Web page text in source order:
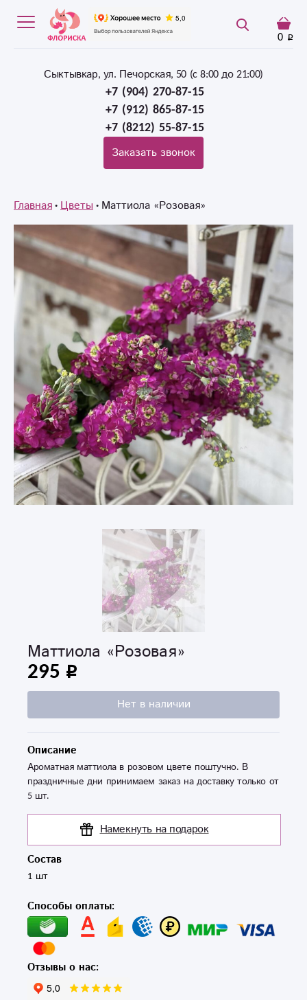
0
Сыктывкар, ул. Печорская, 50 (c 8:00 до 21:00)
+7 (904) 270-87-15
+7 (912) 865-87-15
+7 (8212) 55-87-15
Заказать звонок
Главная Цветы Маттиола «Розовая»
Маттиола «Розовая»
295
Нет в наличии
Описание
Ароматная маттиола в розовом цвете поштучно. В
праздничные дни принимаем заказ на доставку только от
5 шт.
Намекнуть на подарок
Состав
1 шт
Способы оплаты:
Отзывы о нас: